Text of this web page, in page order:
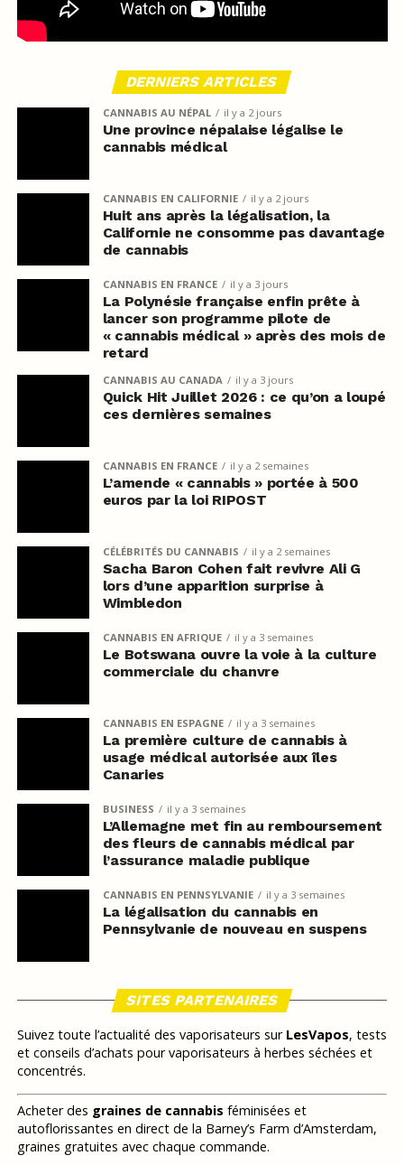
DERNIERS ARTICLES
CANNABIS AU NÉPAL il y a 2 jours
Une province népalaise légalise le
cannabis médical
CANNABIS EN CALIFORNIE il y a 2 jours
Huit ans après la légalisation, la
Californie ne consomme pas davantage
de cannabis
CANNABIS EN FRANCE il y a 3 jours
La Polynésie française enfin prête à
lancer son programme pilote de
« cannabis médical » après des mois de
retard
CANNABIS AU CANADA il y a 3 jours
Quick Hit Juillet 2026 : ce qu’on a loupé
ces dernières semaines
CANNABIS EN FRANCE il y a 2 semaines
L’amende « cannabis » portée à 500
euros par la loi RIPOST
CÉLÉBRITÉS DU CANNABIS il y a 2 semaines
Sacha Baron Cohen fait revivre Ali G
lors d’une apparition surprise à
Wimbledon
CANNABIS EN AFRIQUE il y a 3 semaines
Le Botswana ouvre la voie à la culture
commerciale du chanvre
CANNABIS EN ESPAGNE il y a 3 semaines
La première culture de cannabis à
usage médical autorisée aux îles
Canaries
BUSINESS il y a 3 semaines
L’Allemagne met fin au remboursement
des fleurs de cannabis médical par
l’assurance maladie publique
CANNABIS EN PENNSYLVANIE il y a 3 semaines
La légalisation du cannabis en
Pennsylvanie de nouveau en suspens
SITES PARTENAIRES
Suivez toute l’actualité des vaporisateurs sur LesVapos, tests
et conseils d’achats pour vaporisateurs à herbes séchées et
concentrés.
Acheter des graines de cannabis féminisées et
autoflorissantes en direct de la Barney’s Farm d’Amsterdam,
graines gratuites avec chaque commande.